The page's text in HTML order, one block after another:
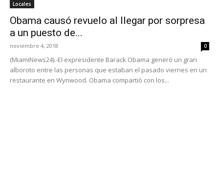
Locales
Obama causó revuelo al llegar por sorpresa
a un puesto de...
noviembre 4, 2018 0
(MiamiNews24).-El expresidente Barack Obama generó un gran
alboroto entre las personas que estaban el pasado viernes en un
restaurante en Wynwood. Obama compartió con los...